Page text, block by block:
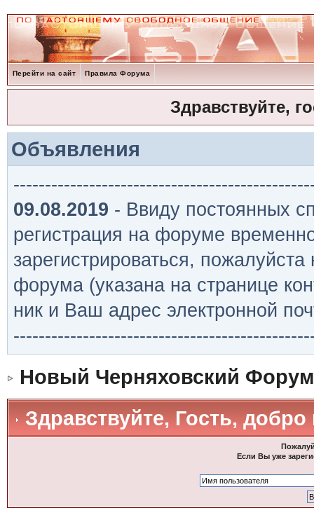
Перейти на сайт Правила Форума
Здравствуйте,
Объявления
09.08.2019 - Ввиду постоянных
регистрация на форуме
зарегистрироваться,
форума (указана на странице
ник и Ваш адрес электронной
Новый Черняховский Форум
Здравствуйте, Гость,
Если Вы уже